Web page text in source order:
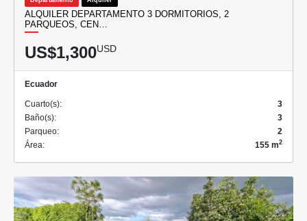
ALQUILER DEPARTAMENTO 3 DORMITORIOS, 2
PARQUEOS, CEN…
US$1,300USD
Ecuador
Cuarto(s):
3
Baño(s):
3
Parqueo:
2
Área:
155 m2